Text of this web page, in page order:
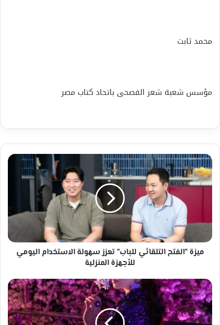
محمد ثابت
مؤسس شعبة شعر الفصحى باتحاد كتاب مصر
ميزة
"الفتح
التلقائي
للباب"
الاستخدام
للأجهزة
المنزلية
ميزة "الفتح التلقائي للباب" تعزز سهولة الاستخدام اليومي
للأجهزة المنزلية
ذا
ريتوال
أوف
يوزاكورا